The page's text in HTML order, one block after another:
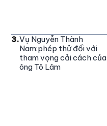
3.Vụ Nguyễn Thành
Nam:phép thử đối với
tham vọng cải cách của
ông Tô Lâm